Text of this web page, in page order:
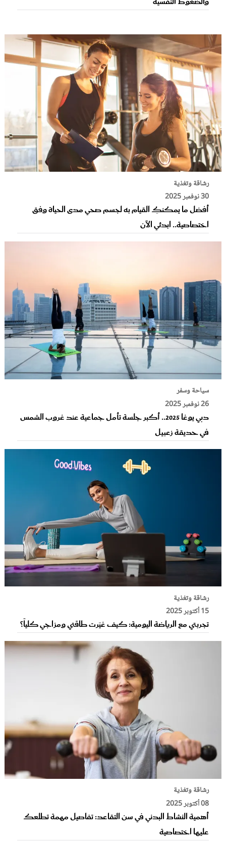
رشاقة وتغذية
30 نوفمبر 2025
أفضل ما يمكنكِ القيام به لجسم صحي مدى الحياة وفق
اختصاصية.. ابدئي الآن
سياحة وسفر
26 نوفمبر 2025
دبي يوغا 2025.. أكبر جلسة تأمل جماعية عند غروب الشمس
في حديقة زعبيل
رشاقة وتغذية
15 أكتوبر 2025
تجربتي مع الرياضة اليومية: كيف غيّرت طاقتي ومزاجي كلياً؟
رشاقة وتغذية
08 أكتوبر 2025
أهمية النشاط البدني في سن التقاعد: تفاصيل مهمة تطلعك
عليها اختصاصية